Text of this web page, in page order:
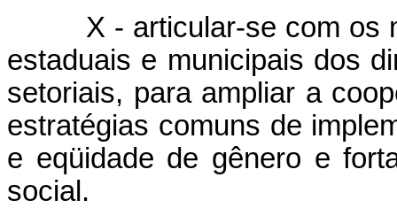
X - articular-se com os
estaduais e municipais dos
setoriais, para ampliar a
estratégias comuns de
e eqüidade de gênero e
social.